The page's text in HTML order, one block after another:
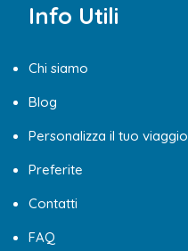
Info Utili
Chi siamo
Blog
Personalizza il tuo viaggio
Preferite
Contatti
FAQ